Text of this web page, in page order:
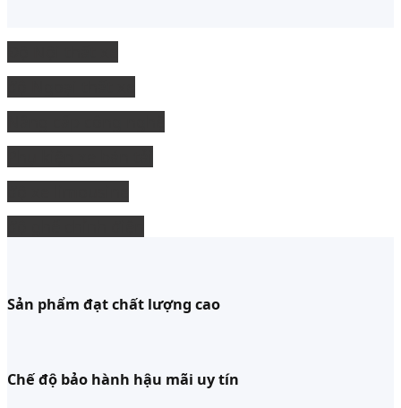
Sản phẩm đạt chất lượng cao
Chế độ bảo hành hậu mãi uy tín